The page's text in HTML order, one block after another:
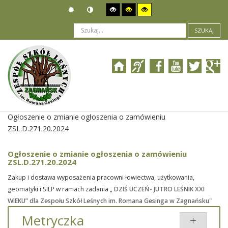
SZUKAJ
Jesteś tutaj: Zamówienia publiczne
Wszczęcie postępowania
Ogłoszenie o zmianie ogłoszenia o zamówieniu
ZSL.D.271.20.2024
Ogłoszenie o zmianie ogłoszenia o zamówieniu
ZSL.D.271.20.2024
Zakup i dostawa wyposażenia pracowni łowiectwa, użytkowania,
geomatyki i SILP w ramach zadania „DZIŚ UCZEŃ- JUTRO LEŚNIK XXI
WIEKU” dla Zespołu Szkół Leśnych im. Romana Gesinga w Zagnańsku"
Metryczka